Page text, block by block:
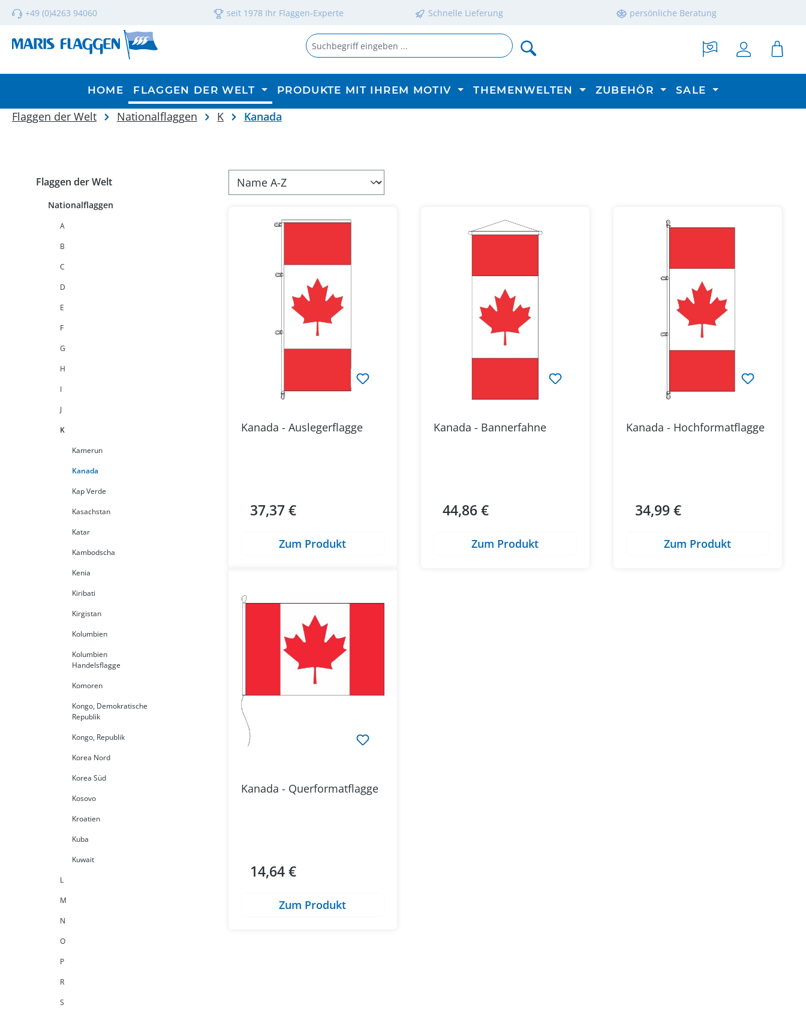
Hauptinhalt springen
Zur Suche springen
Zur Hauptnavigation springen
+49 (0)4263 94060 seit 1978 Ihr Flaggen-Experte Schnelle Lieferung persönliche Beratung
HOME FLAGGEN DER WELT PRODUKTE MIT IHREM MOTIV THEMENWELTEN ZUBEHÖR SALE
Flaggen der Welt Nationalflaggen K Kanada
Flaggen der Welt
Nationalflaggen
A
B
C
D
E
F
G
H
I
J
K
Kamerun
Kanada
Kap Verde
Kasachstan
Katar
Kambodscha
Kenia
Kiribati
Kirgistan
Kolumbien
Kolumbien
Handelsflagge
Komoren
Kongo, Demokratische
Republik
Kongo, Republik
Korea Nord
Korea Süd
Kosovo
Kroatien
Kuba
Kuwait
L
M
N
O
P
R
S
Kanada - Auslegerflagge
Regulärer Preis:
37,37 €
Zum Produkt
Kanada - Bannerfahne
Regulärer Preis:
44,86 €
Zum Produkt
Kanada - Hochformatflagge
Regulärer Preis:
34,99 €
Zum Produkt
Kanada - Querformatflagge
Regulärer Preis:
14,64 €
Zum Produkt